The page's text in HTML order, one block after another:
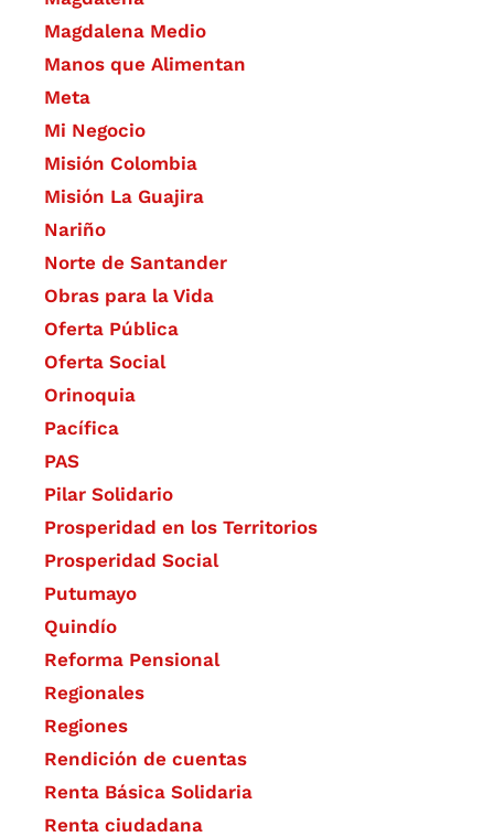
Magdalena Medio
Manos que Alimentan
Meta
Mi Negocio
Misión Colombia
Misión La Guajira
Nariño
Norte de Santander
Obras para la Vida
Oferta Pública
Oferta Social​​
Orinoquia
Pacífica
PAS
Pilar Solidario
Prosperidad en los Territorios
Prosperidad Social
Putumayo
Quindío
Reforma Pensional
Regionales
Regiones
Rendición de cuentas
Renta Básica Solidaria
Renta ciudadana